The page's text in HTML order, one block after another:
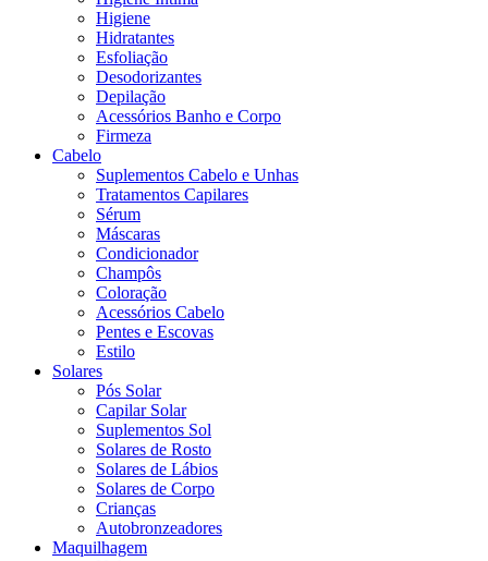
Higiene
Hidratantes
Esfoliação
Desodorizantes
Depilação
Acessórios Banho e Corpo
Firmeza
Cabelo
Suplementos Cabelo e Unhas
Tratamentos Capilares
Sérum
Máscaras
Condicionador
Champôs
Coloração
Acessórios Cabelo
Pentes e Escovas
Estilo
Solares
Pós Solar
Capilar Solar
Suplementos Sol
Solares de Rosto
Solares de Lábios
Solares de Corpo
Crianças
Autobronzeadores
Maquilhagem